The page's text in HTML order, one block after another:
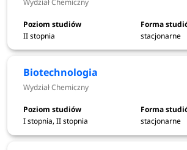
Mikrosystemów
Elektronika i fotonika - Wydział
Elektronika i telekomunikacja -
Fotoniki i Mikrosystemów
Energetyka - Wydział
Energetyka jądrowa - Wydział
II stopnia stacjonarne
Biotechnologia
Wydział Chemiczny
I stopnia, II stopnia stacjonarne